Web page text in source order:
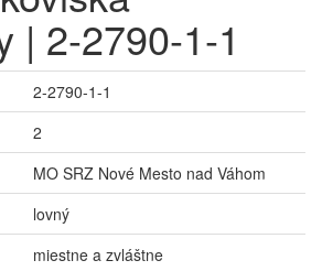
| 2-2790-1-1
2-2790-1-1
2
MO SRZ Nové Mesto nad Váhom
lovný
miestne a zvláštne